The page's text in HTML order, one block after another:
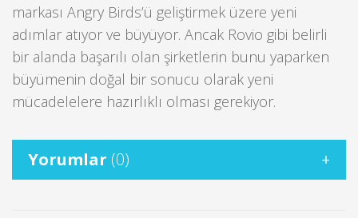
markası Angry Birds’ü geliştirmek üzere yeni
adımlar atıyor ve büyüyor. Ancak Rovio gibi belirli
bir alanda başarılı olan şirketlerin bunu yaparken
büyümenin doğal bir sonucu olarak yeni
mücadelelere hazırlıklı olması gerekiyor.
Yorumlar (0)